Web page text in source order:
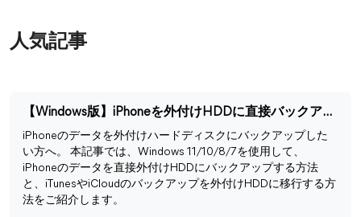
人気記事
【Windows版】iPhoneを外付けHDDに直接バックアップする方法
iPhoneのデータを外付けハードディスクにバックアップした
い方へ。 本記事では、Windows 11/10/8/7を使用して、
iPhoneのデータを直接外付けHDDにバックアップする方法
と、iTunesやiCloudのバックアップを外付けHDDに移行する方
法をご紹介します。